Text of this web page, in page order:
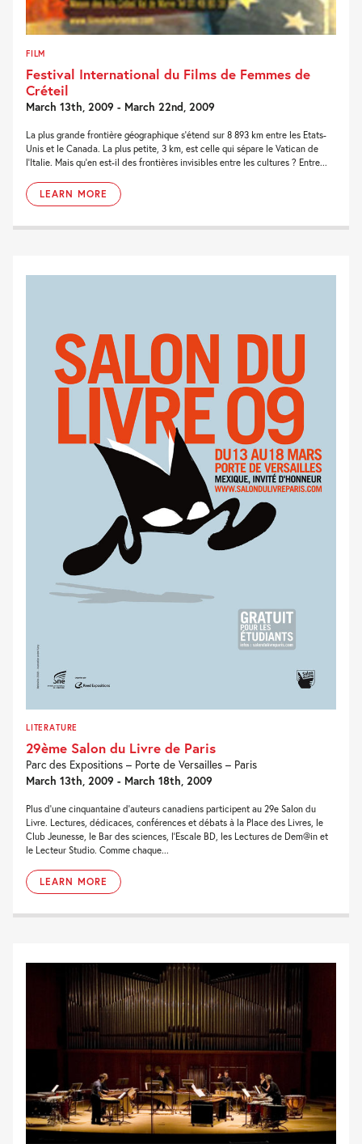
FILM
Festival International du Films de Femmes de
Créteil
March 13th, 2009 - March 22nd, 2009
La plus grande frontière géographique s'étend sur 8 893 km entre les Etats-
Unis et le Canada. La plus petite, 3 km, est celle qui sépare le Vatican de
l'Italie. Mais qu'en est-il des frontières invisibles entre les cultures ? Entre...
LEARN MORE
LITERATURE
29ème Salon du Livre de Paris
Parc des Expositions – Porte de Versailles – Paris
March 13th, 2009 - March 18th, 2009
Plus d’une cinquantaine d’auteurs canadiens participent au 29e Salon du
Livre. Lectures, dédicaces, conférences et débats à la Place des Livres, le
Club Jeunesse, le Bar des sciences, l’Escale BD, les Lectures de Dem@in et
le Lecteur Studio. Comme chaque...
LEARN MORE